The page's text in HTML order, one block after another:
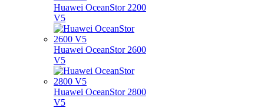
Huawei OceanStor 2200
V5
Huawei OceanStor 2600
V5
Huawei OceanStor 2800
V5